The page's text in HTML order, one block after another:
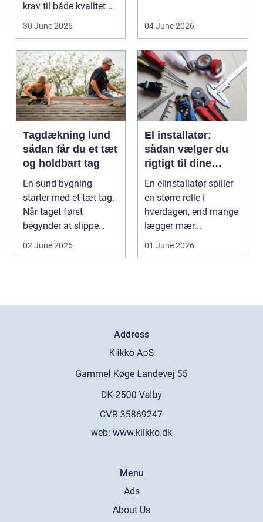
krav til både kvalitet og
hol...
30 June 2026 04 June 2026
Tagdækning lund
sådan får du et tæt
og holdbart tag
En sund bygning
starter med et tæt tag.
Når taget først
begynder at slippe
vand ind, kan skaderne
02 June 2026
El installatør:
sådan vælger du
rigtigt til dine
elinstallationer
En elinstallatør spiller
en større rolle i
hverdagen, end mange
lægger mær...
01 June 2026
Address
web: www.klikko.dk
Menu
Ads
About Us